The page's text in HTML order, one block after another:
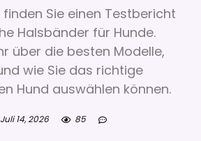
Sie einen Testbericht
Halsbänder für Hunde.
über die besten Modelle,
wie Sie das richtige
Hund auswählen können.
Juli 14, 2026 85